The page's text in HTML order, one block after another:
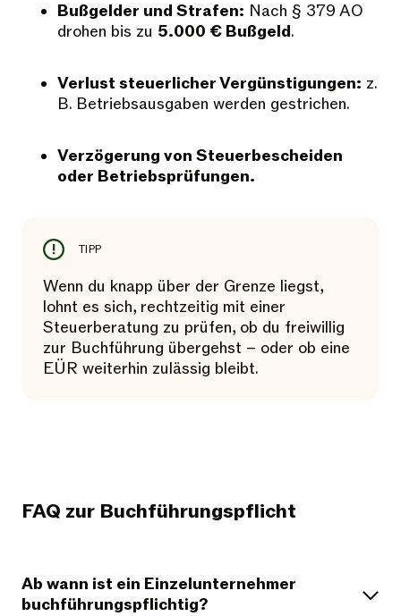
Bußgelder und Strafen: Nach § 379 AO
drohen bis zu 5.000 € Bußgeld.
Verlust steuerlicher Vergünstigungen: z.
B. Betriebsausgaben werden gestrichen.
Verzögerung von Steuerbescheiden
oder Betriebsprüfungen.
TIPP
Wenn du knapp über der Grenze liegst,
lohnt es sich, rechtzeitig mit einer
Steuerberatung zu prüfen, ob du freiwillig
zur Buchführung übergehst – oder ob eine
EÜR weiterhin zulässig bleibt.
FAQ zur Buchführungspflicht
Ab wann ist ein Einzelunternehmer
buchführungspflichtig?